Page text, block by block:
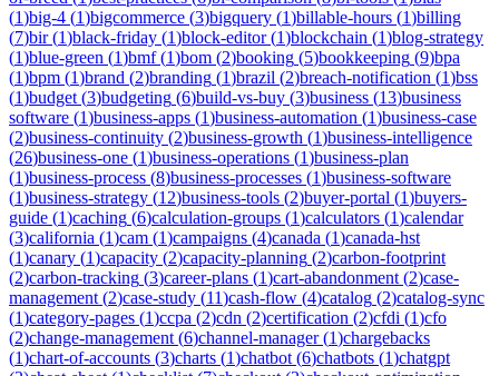
(1)big-4 (1)bigcommerce (3)bigquery (1)billable-hours (1)billing
(7)bir(1)black-friday (1)block-editor(1)blockchain (1)blog-strategy
(1)blue-green (1)bmf(1)bom (2)booking (5)bookkeeping (9)bpa
(1)bpm (1)brand (2)branding (1)brazil (2)breach-notification (1)bss
(1)budget (3)budgeting (6)build-vs-buy (3)business (13)business
software (1)business-apps (1)business-automation (1)business-case
(2)business-continuity (2)business-growth (1)business-intelligence
(26)business-one (1)business-operations (1)business-plan
(1)business-process (8)business-processes (1)business-software
(1)business-strategy (12)business-tools (2)buyer-portal (1)buyers-
guide (1)caching (6)calculation-groups (1)calculators (1)calendar
(3)california (1)cam (1)campaigns (4)canada (1)canada-hst
(1)canary (1)capacity (2)capacity-planning (2)carbon-footprint
(2)carbon-tracking (3)career-plans (1)cart-abandonment (2)case-
management (2)case-study (11)cash-flow (4)catalog (2)catalog-sync
(1)category-pages (1)ccpa (2)cdn (2)certification (2)cfdi (1)cfo
(2)change-management (6)channel-manager(1)chargebacks
(1)chart-of-accounts (3)charts (1)chatbot (6)chatbots (1)chatgpt